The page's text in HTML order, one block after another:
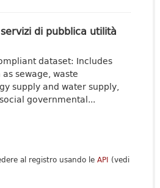
servizi di pubblica utilità
dataset: Includes
sewage, waste
supply and water supply,
governmental...
al registro usando le API (vedi